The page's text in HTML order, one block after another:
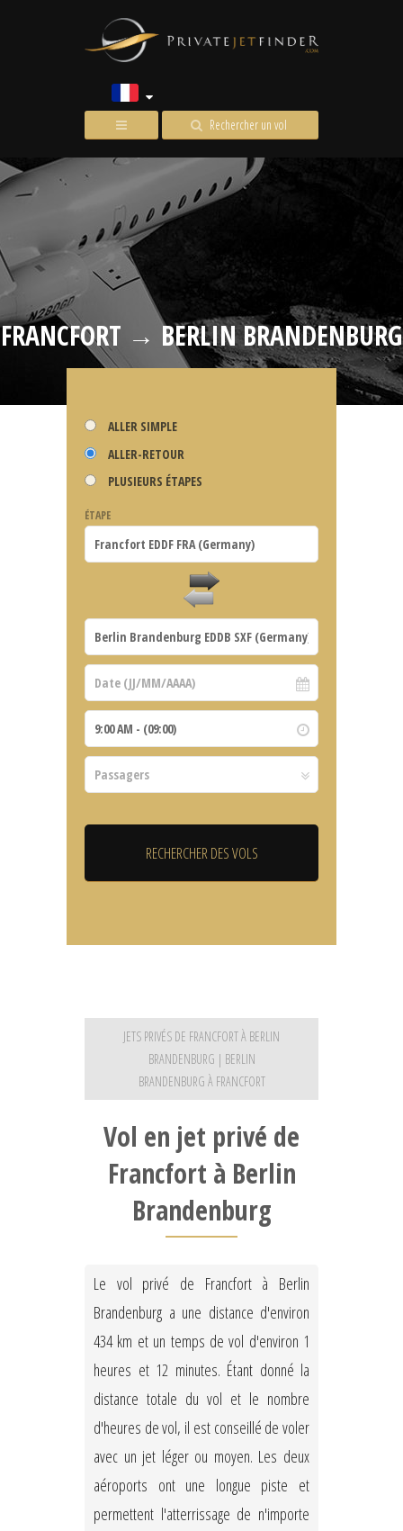
Rechercher un vol
FRANCFORT → BERLIN BRANDENBURG
ALLER SIMPLE
ALLER-RETOUR
PLUSIEURS ÉTAPES
ÉTAPE
JETS PRIVÉS DE FRANCFORT À BERLIN
BRANDENBURG | BERLIN
BRANDENBURG À FRANCFORT
Vol en jet privé de
Francfort à Berlin
Brandenburg
Le vol privé de Francfort à Berlin
Brandenburg a une distance d'environ
434 km et un temps de vol d'environ 1
heures et 12 minutes. Étant donné la
distance totale du vol et le nombre
d'heures de vol, il est conseillé de voler
avec un jet léger ou moyen. Les deux
aéroports ont une longue piste et
permettent l'atterrissage de n'importe